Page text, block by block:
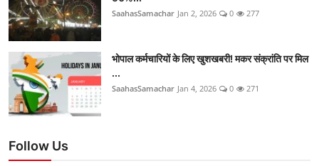
SaahasSamachar Jan 2, 2026 0 277
भोपाल कर्मचारियों के लिए खुशखबरी! मकर संक्रांति पर मिल
...
SaahasSamachar Jan 4, 2026 0 271
Follow Us